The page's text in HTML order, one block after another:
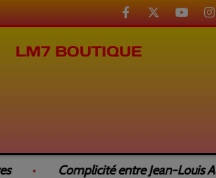
LM7 BOUTIQUE
Complicité entre Jean-Louis